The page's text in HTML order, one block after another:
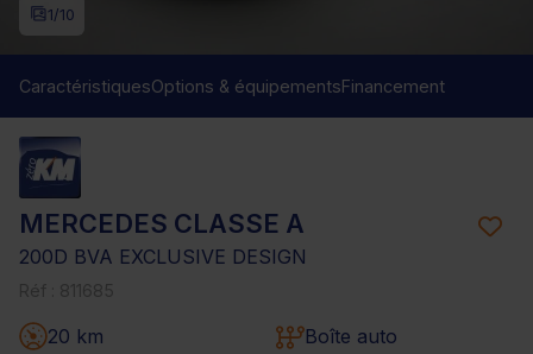
MERCEDES CLASSE A
200D BVA EXCLUSIVE DESIGN
20 km
Boîte auto
1/10
CaractéristiquesOptions & équipementsFinancement